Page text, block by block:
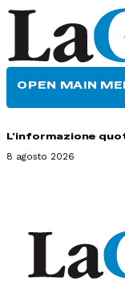
OPEN MAIN
L'informazione
8 agosto 2026